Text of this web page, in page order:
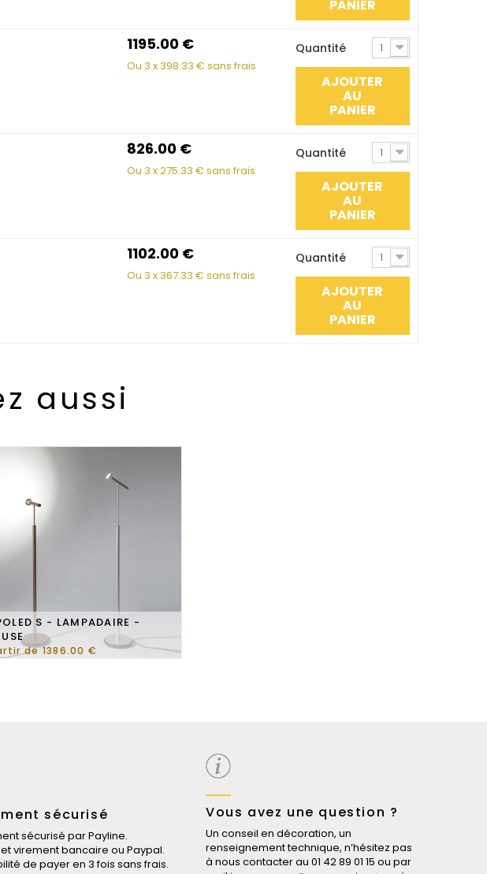
PANIER
1195.00€
Ou 3 x 398.33 € sans frais
Quantité 1
AJOUTER
AU
PANIER
826.00€
Ou 3 x275.33 € sans frais
Quantité 1
AJOUTER
AU
PANIER
1102.00€
Ou 3 x 367.33 € sans frais
Quantité 1
AJOUTER
AU
PANIER
aussi
S - LAMPADAIRE -
de 1386.00 €
sécurisé
sécurisé par Payline.
virement bancaire ou Paypal.
de payer en 3 fois sans frais.
Vous avez une question ?
Un conseil en décoration, un
renseignement technique, n’hésitez pas
à nous contacter au 01 42 89 01 15 ou par